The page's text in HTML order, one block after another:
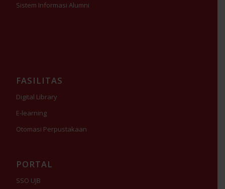
Sistem Informasi Alumni
FASILITAS
Digital Library
E-learning
Otomasi Perpustakaan
PORTAL
SSO UJB